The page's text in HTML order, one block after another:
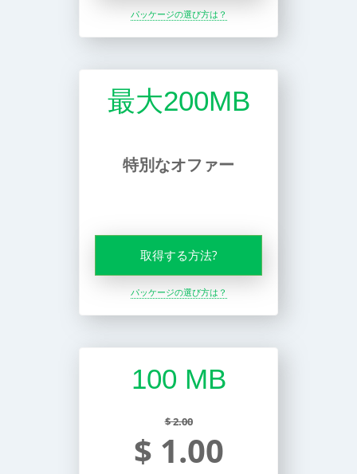
パッケージの選び方は？
最大200MB
特別なオファー
取得する方法?
パッケージの選び方は？
100 MB
$ 2.00
$ 1.00